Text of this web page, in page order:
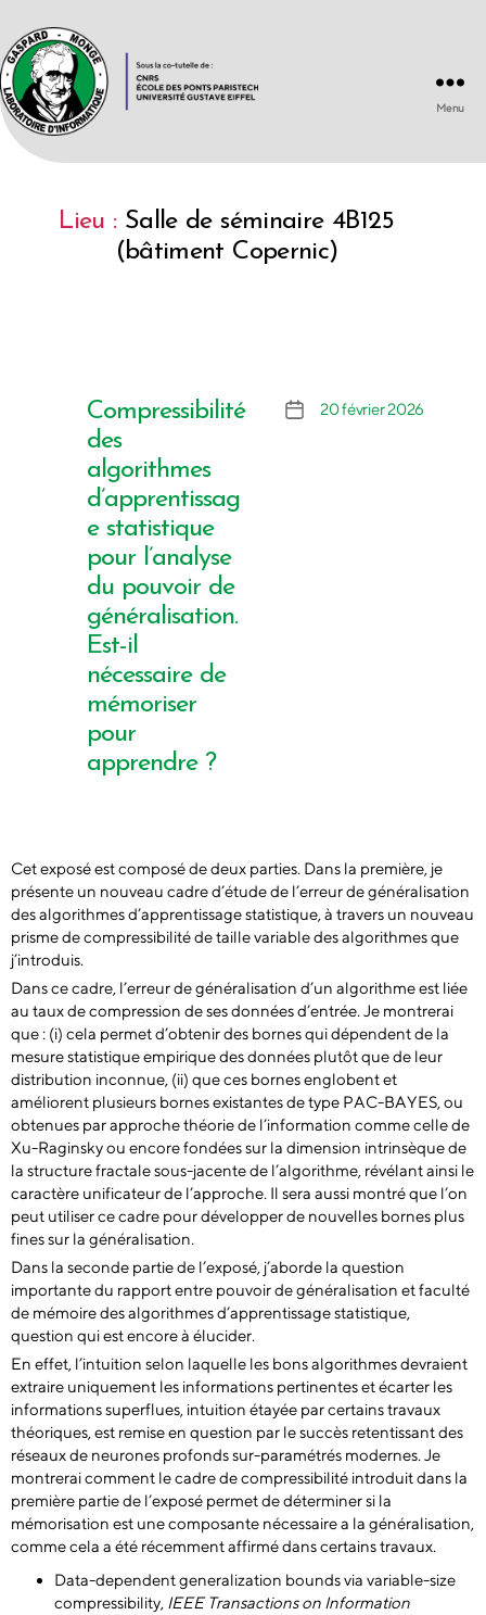
Laboratoire
d'Informatique
Menu
Lieu : Salle de séminaire 4B125
(bâtiment Copernic)
Compressibilité
des
algorithmes
d’apprentissag
e statistique
pour l’analyse
du pouvoir de
généralisation.
Est-il
nécessaire de
mémoriser
pour
apprendre ?
Date
20 février 2026
Cet exposé est composé de deux parties. Dans la première, je
présente un nouveau cadre d’étude de l’erreur de généralisation
des algorithmes d’apprentissage statistique, à travers un nouveau
prisme de compressibilité de taille variable des algorithmes que
j’introduis.
Dans ce cadre, l’erreur de généralisation d’un algorithme est liée
au taux de compression de ses données d’entrée. Je montrerai
que : (i) cela permet d’obtenir des bornes qui dépendent de la
mesure statistique empirique des données plutôt que de leur
distribution inconnue, (ii) que ces bornes englobent et
améliorent plusieurs bornes existantes de type PAC-BAYES, ou
obtenues par approche théorie de l’information comme celle de
Xu-Raginsky ou encore fondées sur la dimension intrinsèque de
la structure fractale sous-jacente de l’algorithme, révélant ainsi le
caractère unificateur de l’approche. Il sera aussi montré que l’on
peut utiliser ce cadre pour développer de nouvelles bornes plus
fines sur la généralisation.
Dans la seconde partie de l’exposé, j’aborde la question
importante du rapport entre pouvoir de généralisation et faculté
de mémoire des algorithmes d’apprentissage statistique,
question qui est encore à élucider.
En effet, l’intuition selon laquelle les bons algorithmes devraient
extraire uniquement les informations pertinentes et écarter les
informations superflues, intuition étayée par certains travaux
théoriques, est remise en question par le succès retentissant des
réseaux de neurones profonds sur-paramétrés modernes. Je
montrerai comment le cadre de compressibilité introduit dans la
première partie de l’exposé permet de déterminer si la
mémorisation est une composante nécessaire a la généralisation,
comme cela a été récemment affirmé dans certains travaux.
Data-dependent generalization bounds via variable-size
compressibility, IEEE Transactions on Information